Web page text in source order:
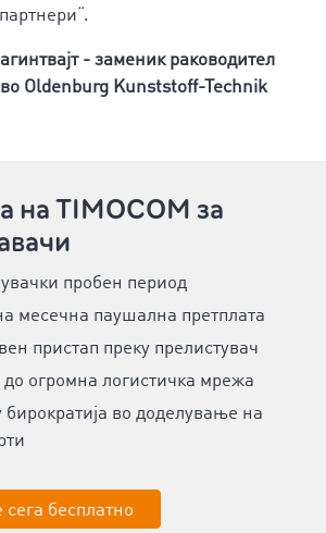
- заменик раководител
во Oldenburg Kunststoff-Technik
на TIMOCOM за
пробен период
месечна паушална претплата
пристап преку прелистувач
до огромна логистичка мрежа
бирократија во доделување на
сега бесплатно